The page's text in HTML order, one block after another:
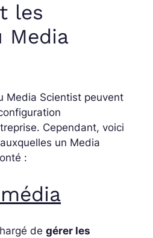
les
Media
Media Scientist peuvent
Cependant, voici
un Media
:
de gérer les